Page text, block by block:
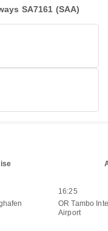
SA7161 (SAA)
16:25
OR Tambo
Airport